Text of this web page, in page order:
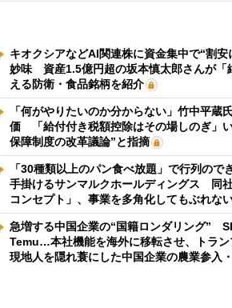
キオクシアなどAI関連株に資金集中で“割
妙味 資産1.5億円超の坂本慎太郎さんが「
える防衛・食品銘柄を紹介
「何がやりたいのか分からない」竹中平蔵
価 「給付付き税額控除はその場しのぎ」
保障制度の改革議論”と指摘
「30種類以上のパン食べ放題」で行列ので
手掛けるサンマルクホールディングス 同
コンセプト」、事業を多角化してもぶれな
急増する中国企業の“国籍ロンダリング”
Temu…本社機能を海外に移転させ、トラ
現地人を隠れ蓑にした中国企業の農業参入